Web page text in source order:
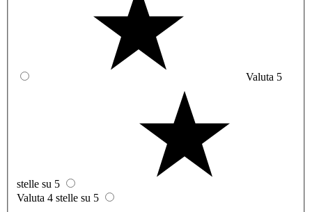
Valuta 5
stelle su 5
Valuta 4 stelle su 5